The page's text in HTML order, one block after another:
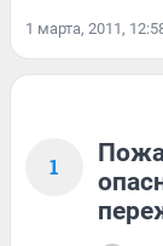
1 марта, 2011,
1